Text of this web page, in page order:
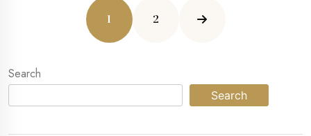
1 2
Search
Search